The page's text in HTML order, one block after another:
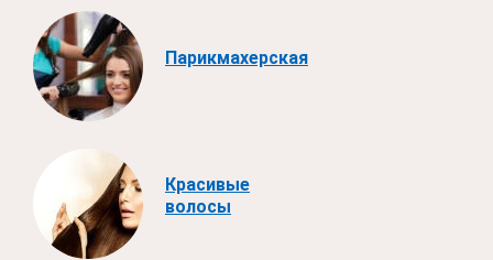
Парикмахерская
Красивые
волосы